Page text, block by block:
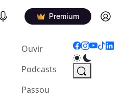
Podcasts Premium Log in
Ouvir(current)
Podcasts
Passou